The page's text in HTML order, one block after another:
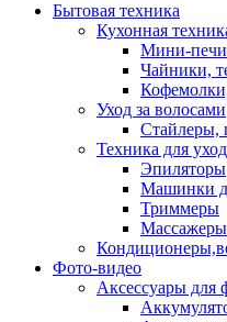
Бытовая техника
Кухонная
Мини-печи
Чайники,
Уход за волосами
Стайлеры,
Техника для
Эпиляторы
Машинки
Триммеры
Массажеры
Фото-видео
Аксессуары для